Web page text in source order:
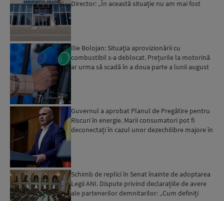
Director: „În această situație nu am mai fost
Ilie Bolojan: Situaţia aprovizionării cu
combustibil s-a deblocat. Prețurile la motorină
ar urma să scadă în a doua parte a lunii august
Guvernul a aprobat Planul de Pregătire pentru
Riscuri în energie. Marii consumatori pot fi
deconectați în cazul unor dezechilibre majore în
Schimb de replici în Senat înainte de adoptarea
Legii ANI. Dispute privind declarațiile de avere
ale partenerilor demnitarilor: „Cum definiți